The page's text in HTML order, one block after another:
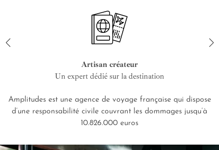
Artisan créateur
Un expert dédié sur la destination
Amplitudes est une agence de voyage française qui dispose
d’une responsabilité civile couvrant les dommages jusqu’à
10.826.000 euros